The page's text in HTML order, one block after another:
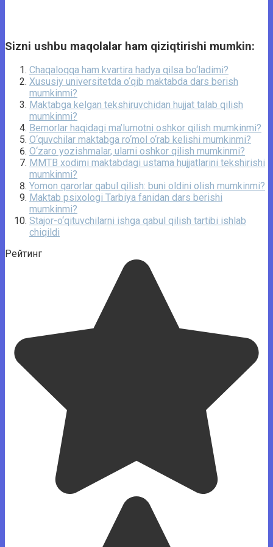
Sizni ushbu maqolalar ham qiziqtirishi mumkin:
Chaqaloqqa ham kvartira hadya qilsa bo‘ladimi?
Xususiy universitetda o‘qib maktabda dars berish
mumkinmi?
Maktabga kelgan tekshiruvchidan hujjat talab qilish
mumkinmi?
Bemorlar haqidagi ma’lumotni oshkor qilish mumkinmi?
O‘quvchilar maktabga ro‘mol o‘rab kelishi mumkinmi?
O‘zaro yozishmalar, ularni oshkor qilish mumkinmi?
MMTB xodimi maktabdagi ustama hujjatlarini tekshirishi
mumkinmi?
Yomon qarorlar qabul qilish: buni oldini olish mumkinmi?
Maktab psixologi Tarbiya fanidan dars berishi
mumkinmi?
Stajor-o‘qituvchilarni ishga qabul qilish tartibi ishlab
chiqildi
Рейтинг